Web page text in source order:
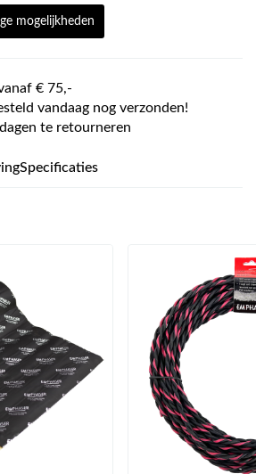
mogelijkheden
€ 75,-
vandaag nog verzonden!
te retourneren
Specificaties